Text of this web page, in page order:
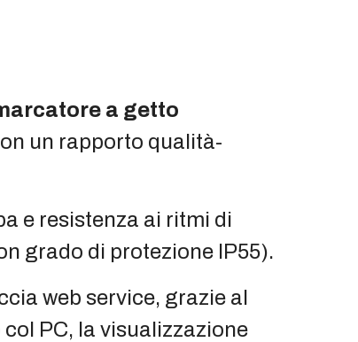
a getto
un rapporto qualità-
e resistenza ai ritmi di
grado di protezione IP55).
web service, grazie al
PC, la visualizzazione